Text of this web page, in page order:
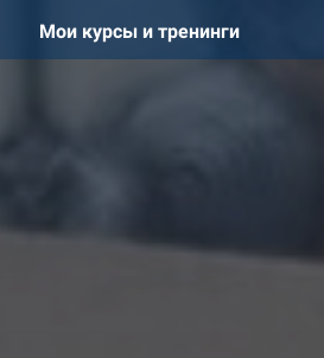
Мои курсы и тренинги